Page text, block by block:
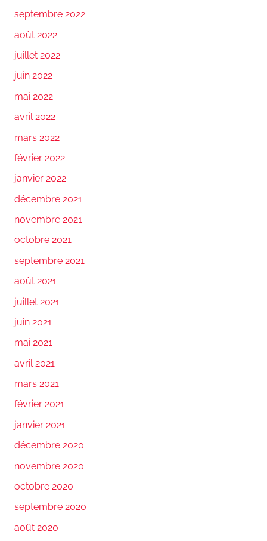
septembre 2022
août 2022
juillet 2022
juin 2022
mai 2022
avril 2022
mars 2022
février 2022
janvier 2022
décembre 2021
novembre 2021
octobre 2021
septembre 2021
août 2021
juillet 2021
juin 2021
mai 2021
avril 2021
mars 2021
février 2021
janvier 2021
décembre 2020
novembre 2020
octobre 2020
septembre 2020
août 2020